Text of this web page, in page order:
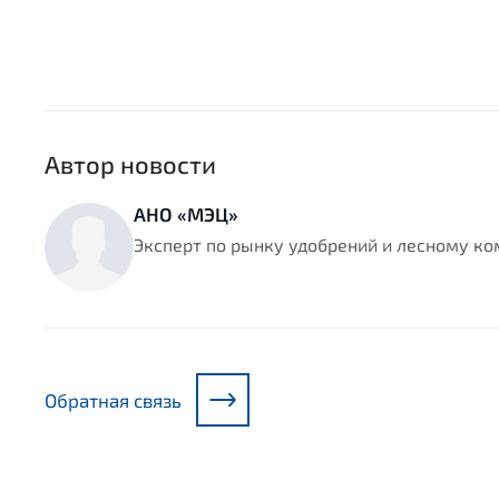
Автор новости
АНО «МЭЦ»
Эксперт по рынку удобрений и лесному
Обратная связь